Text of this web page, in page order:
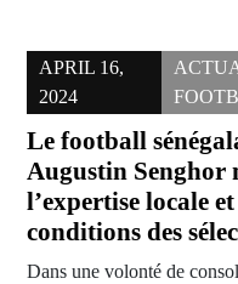
APRIL 16,
2024
Le football
Augustin Senghor
l’expertise locale
conditions des
Dans une volonté de